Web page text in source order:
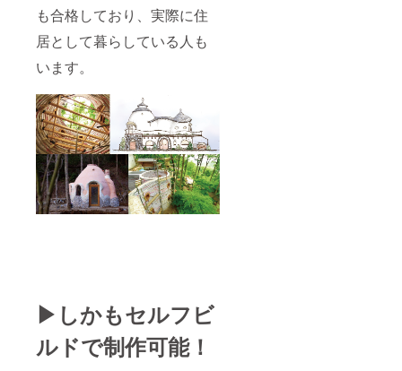
も合格しており、実際に住
居として暮らしている人も
います。
▶︎しかもセルフビ
ルドで制作可能！